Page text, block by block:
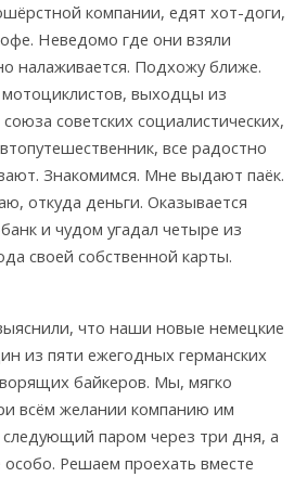
компании, едят хот-доги,
Неведомо где они взяли
налаживается. Подхожу ближе.
выходцы из
советских социалистических,
все радостно
Знакомимся. Мне выдают паёк.
откуда деньги. Оказывается
и чудом угадал четыре из
своей собственной карты.
что наши новые немецкие
из пяти ежегодных германских
байкеров. Мы, мягко
всём желании компанию им
паром через три дня, а
Решаем проехать вместе